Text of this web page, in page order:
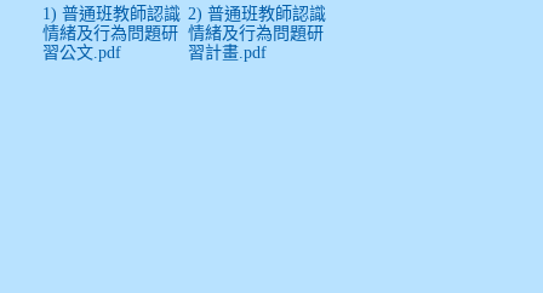
1) 普通班教師認識
情緒及行為問題研
習公文.pdf
2) 普通班教師認識
情緒及行為問題研
習計畫.pdf